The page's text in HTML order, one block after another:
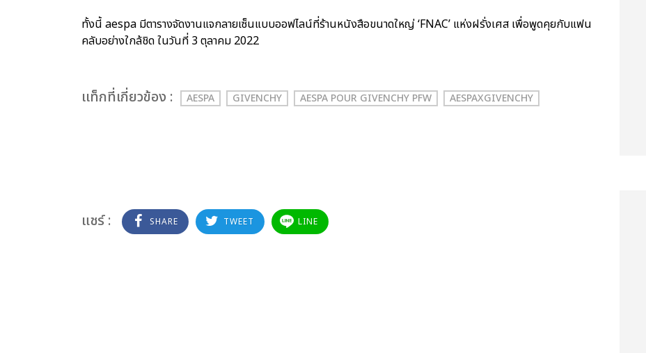
ทั้งนี้ aespa มีตารางจัดงานแจกลายเซ็นแบบออฟไลน์ที่ร้านหนังสือขนาดใหญ่ ‘FNAC’ แห่งฝรั่งเศส เพื่อพูดคุยกับแฟน
คลับอย่างใกล้ชิด ในวันที่ 3 ตุลาคม 2022
เเท็กที่เกี่ยวข้อง : AESPA GIVENCHY AESPA POUR GIVENCHY PFW AESPAXGIVENCHY
แชร์ : SHARE TWEET LINE